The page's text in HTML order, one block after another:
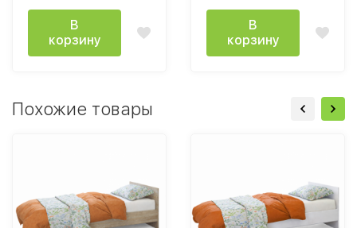
В
корзину
В
корзину
Похожие товары